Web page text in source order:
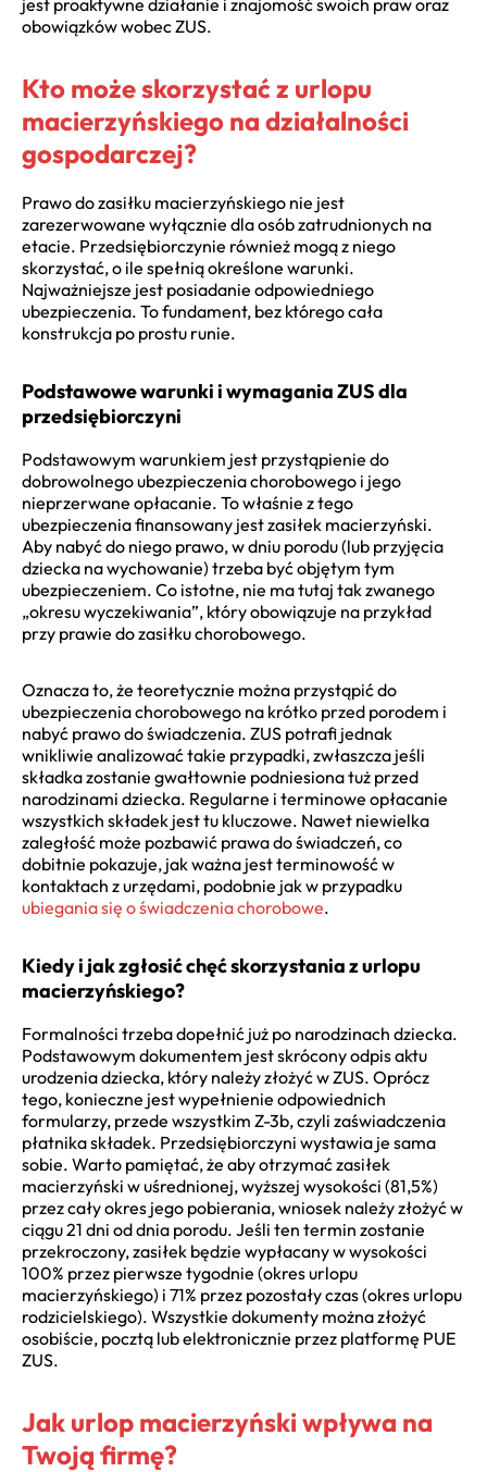
jest proaktywne działanie i znajomość swoich praw oraz
obowiązków wobec ZUS.
Kto może skorzystać z urlopu
macierzyńskiego na działalności
gospodarczej?
Prawo do zasiłku macierzyńskiego nie jest
zarezerwowane wyłącznie dla osób zatrudnionych na
etacie. Przedsiębiorczynie również mogą z niego
skorzystać, o ile spełnią określone warunki.
Najważniejsze jest posiadanie odpowiedniego
ubezpieczenia. To fundament, bez którego cała
konstrukcja po prostu runie.
Podstawowe warunki i wymagania ZUS dla
przedsiębiorczyni
Podstawowym warunkiem jest przystąpienie do
dobrowolnego ubezpieczenia chorobowego i jego
nieprzerwane opłacanie. To właśnie z tego
ubezpieczenia finansowany jest zasiłek macierzyński.
Aby nabyć do niego prawo, w dniu porodu (lub przyjęcia
dziecka na wychowanie) trzeba być objętym tym
ubezpieczeniem. Co istotne, nie ma tutaj tak zwanego
„okresu wyczekiwania”, który obowiązuje na przykład
przy prawie do zasiłku chorobowego.
Oznacza to, że teoretycznie można przystąpić do
ubezpieczenia chorobowego na krótko przed porodem i
nabyć prawo do świadczenia. ZUS potrafi jednak
wnikliwie analizować takie przypadki, zwłaszcza jeśli
składka zostanie gwałtownie podniesiona tuż przed
narodzinami dziecka. Regularne i terminowe opłacanie
wszystkich składek jest tu kluczowe. Nawet niewielka
zaległość może pozbawić prawa do świadczeń, co
dobitnie pokazuje, jak ważna jest terminowość w
kontaktach z urzędami, podobnie jak w przypadku
ubiegania się o świadczenia chorobowe.
Kiedy i jak zgłosić chęć skorzystania z urlopu
macierzyńskiego?
Formalności trzeba dopełnić już po narodzinach dziecka.
Podstawowym dokumentem jest skrócony odpis aktu
urodzenia dziecka, który należy złożyć w ZUS. Oprócz
tego, konieczne jest wypełnienie odpowiednich
formularzy, przede wszystkim Z-3b, czyli zaświadczenia
płatnika składek. Przedsiębiorczyni wystawia je sama
sobie. Warto pamiętać, że aby otrzymać zasiłek
macierzyński w uśrednionej, wyższej wysokości (81,5%)
przez cały okres jego pobierania, wniosek należy złożyć w
ciągu 21 dni od dnia porodu. Jeśli ten termin zostanie
przekroczony, zasiłek będzie wypłacany w wysokości
100% przez pierwsze tygodnie (okres urlopu
macierzyńskiego) i 71% przez pozostały czas (okres urlopu
rodzicielskiego). Wszystkie dokumenty można złożyć
osobiście, pocztą lub elektronicznie przez platformę PUE
ZUS.
Jak urlop macierzyński wpływa na
Twoją firmę?